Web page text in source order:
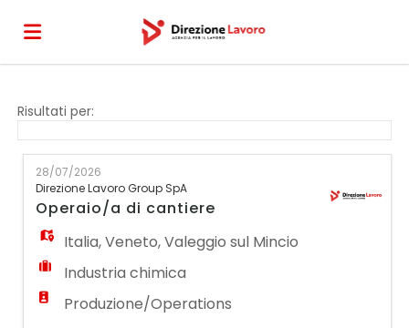
Offerte
di
lavoro
Carica
il
Login
Risultati per:
28/07/2026
Direzione Lavoro Group SpA
Operaio/a di cantiere
Italia,Veneto,Valeggio sul Mincio
Industria chimica
Produzione/Operations